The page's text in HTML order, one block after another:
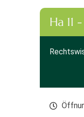
Ha 11